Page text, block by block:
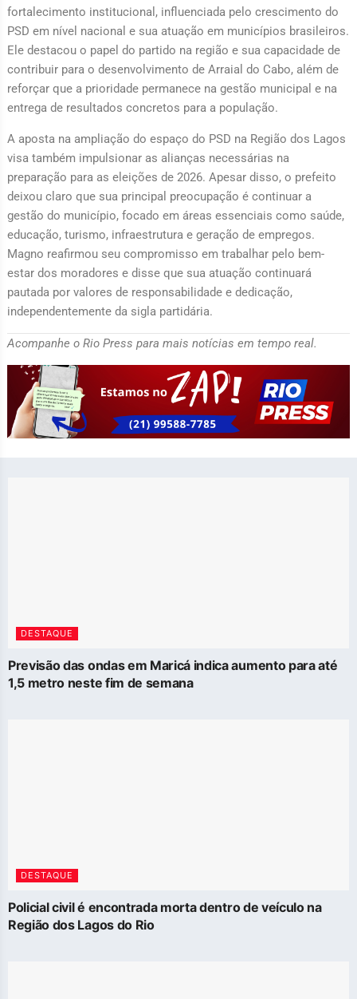
fortalecimento institucional, influenciada pelo crescimento do
PSD em nível nacional e sua atuação em municípios brasileiros.
Ele destacou o papel do partido na região e sua capacidade de
contribuir para o desenvolvimento de Arraial do Cabo, além de
reforçar que a prioridade permanece na gestão municipal e na
entrega de resultados concretos para a população.
A aposta na ampliação do espaço do PSD na Região dos Lagos
visa também impulsionar as alianças necessárias na
preparação para as eleições de 2026. Apesar disso, o prefeito
deixou claro que sua principal preocupação é continuar a
gestão do município, focado em áreas essenciais como saúde,
educação, turismo, infraestrutura e geração de empregos.
Magno reafirmou seu compromisso em trabalhar pelo bem-
estar dos moradores e disse que sua atuação continuará
pautada por valores de responsabilidade e dedicação,
independentemente da sigla partidária.
Acompanhe o Rio Press para mais notícias em tempo real.
DESTAQUE
Previsão das ondas em Maricá indica aumento para até
1,5 metro neste fim de semana
DESTAQUE
Policial civil é encontrada morta dentro de veículo na
Região dos Lagos do Rio